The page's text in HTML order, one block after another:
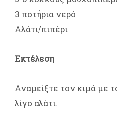
3 ποτήρια νερό
Αλάτι/πιπέρι
Εκτέλεση
Αναμείξτε τον κιμά με
λίγο αλάτι.